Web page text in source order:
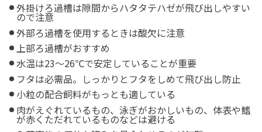
外掛けろ過槽は隙間からハタタテハゼが飛び出しやすい
ので注意
外部ろ過槽を使用するときは酸欠に注意
上部ろ過槽がおすすめ
水温は23～26℃で安定していることが重要
フタは必需品。しっかりとフタをしめて飛び出し防止
小粒の配合飼料がもっとも適している
肉がえぐれているもの、泳ぎがおかしいもの、体表や鰭
が赤くただれているものなどは避ける